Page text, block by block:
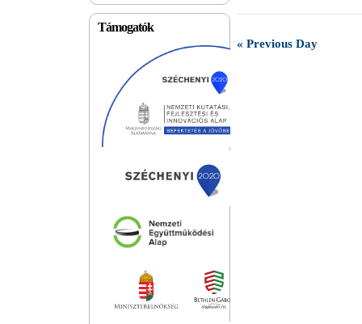
Támogatók
Nap
« Previous Day